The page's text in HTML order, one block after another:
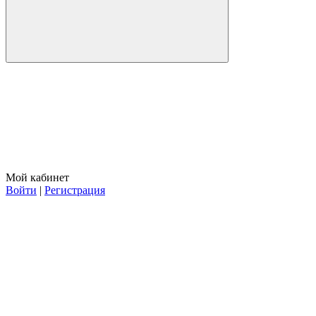
Мой кабинет
Войти | Регистрация